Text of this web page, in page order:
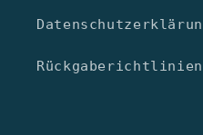
Rückgaberichtlinien